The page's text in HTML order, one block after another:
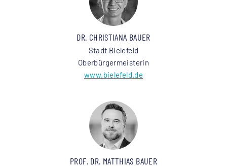
DR. CHRISTIANA BAUER
Stadt Bielefeld
Oberbürgermeisterin
www.bielefeld.de
PROF. DR. MATTHIAS BAUER